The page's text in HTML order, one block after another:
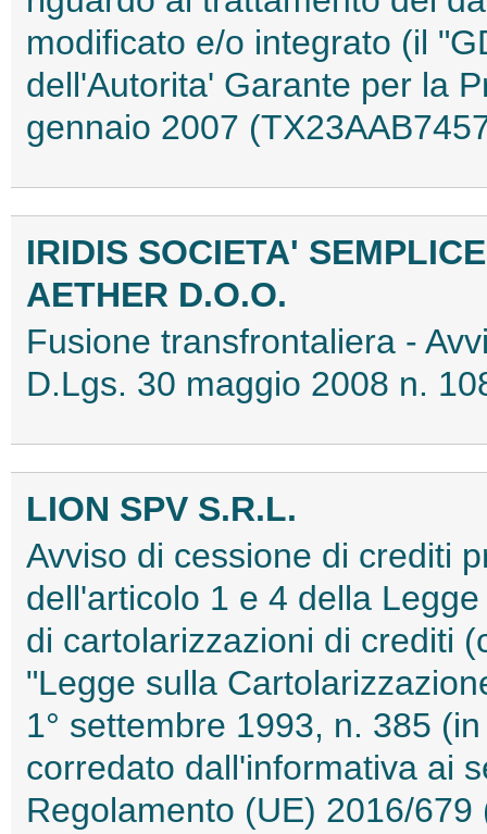
modificato e/o integrato (il
dell'Autorita' Garante per la
gennaio 2007
IRIDIS SOCIETA' SEMPLICE
AETHER D.O.O.
Fusione transfrontaliera -
D.Lgs. 30 maggio 2008 n.
LION SPV S.R.L.
Avviso di cessione di crediti
dell'articolo 1 e 4 della
di cartolarizzazioni di crediti
"Legge sulla
1° settembre 1993, n. 385
corredato dall'informativa ai
Regolamento (UE) 2016/